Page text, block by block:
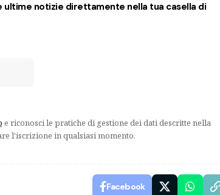
ultime notizie direttamente nella tua casella di
e riconosci le pratiche di gestione dei dati descritte nella
l'iscrizione in qualsiasi momento.
Facebook